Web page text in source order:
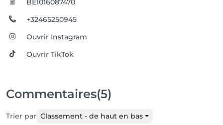
BE1016087470
+32465250945
Ouvrir Instagram
Ouvrir TikTok
Commentaires(5)
Trier par Classement - de haut en bas